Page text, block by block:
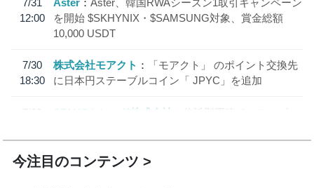
12:00
を開始 $SKHYNIX・$SAMSUNG対象、賞金総額
10,000 USDT
7/30
18:30
株式会社モアクト
「モアクト」 のポイント交換先
に日本円ステーブルコイン「 JPYC」を追加
7/29
SBI VCトレード株式会社
信託型円建てステーブル
今注目のコンテンツ